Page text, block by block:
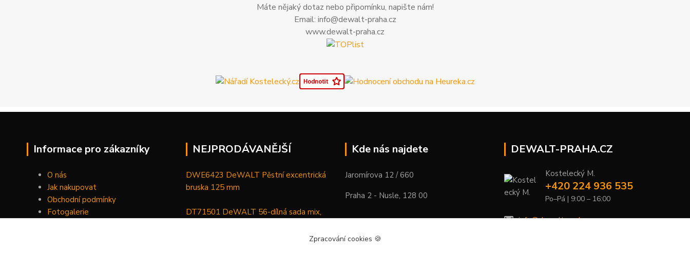
Máte nějaký dotaz nebo připomínku, napište nám!
Email: info@dewalt-praha.cz
www.dewalt-praha.cz
Informace pro zákazníky
O nás
Jak nakupovat
Obchodní podmínky
Fotogalerie
NEJPRODÁVANĚJŠÍ
DWE6423 DeWALT Pěstní excentrická
bruska 125 mm
DT71501 DeWALT 56-dílná sada mix,
Kde nás najdete
Jaromírova 12 / 660
Praha 2 - Nusle, 128 00
DEWALT-PRAHA.CZ
Kostelecký M.
+420 224 936 535
Po–Pá | 9:00 – 16:00
info@dewalt-praha.cz
Zpracování cookies 🍪